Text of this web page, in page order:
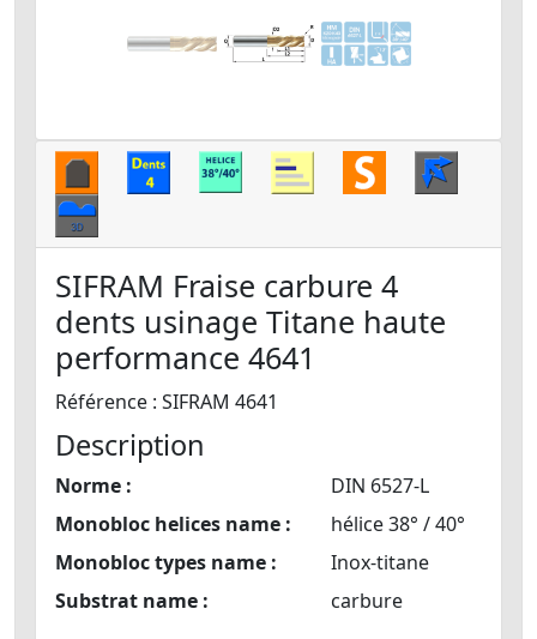
SIFRAM Fraise carbure 4
dents usinage Titane haute
performance 4641
Référence : SIFRAM 4641
Description
Norme :
DIN 6527-L
Monobloc helices name :
hélice 38° / 40°
Monobloc types name :
Inox-titane
Substrat name :
carbure